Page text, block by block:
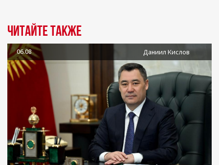
Читайте также
06.08 Даниил Кислов